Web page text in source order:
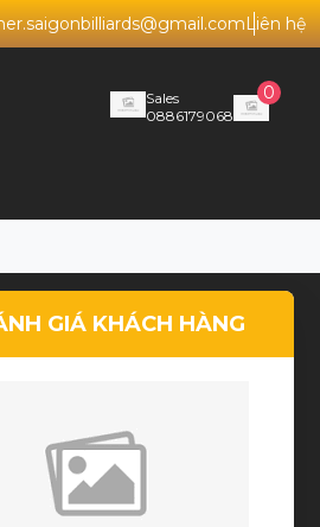
Liên hệ
Sales
0886179068
0
GIÁ KHÁCH HÀNG